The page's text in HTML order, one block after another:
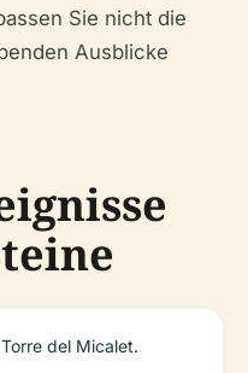
Sie nicht die
Ausblicke
del Micalet.